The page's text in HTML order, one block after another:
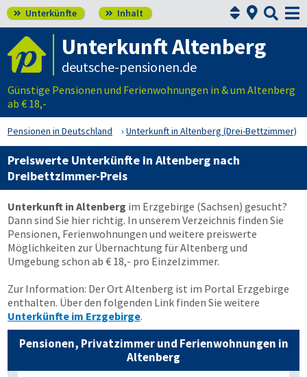
 Unterkünfte  Inhalt  

Unterkunft Altenberg
deutsche-pensionen.de
Günstige Pensionen und Ferienwohnungen in & um Altenberg
ab € 18,-
Pensionen in Deutschland Unterkunft in Altenberg (Drei-Bettzimmer)
Preiswerte Unterkünfte in Altenberg nach
Dreibettzimmer-Preis
Unterkunft in Altenberg im Erzgebirge (Sachsen) gesucht?
Dann sind Sie hier richtig. In unserem Verzeichnis finden Sie
Pensionen, Ferienwohnungen und weitere preiswerte
Möglichkeiten zur Übernachtung für Altenberg und
Umgebung schon ab € 18,- pro Einzelzimmer.
Zur Information: Der Ort Altenberg ist im Portal Erzgebirge
enthalten. Über den folgenden Link finden Sie weitere
Unterkünfte im Erzgebirge.
Pensionen, Privatzimmer und Ferienwohnungen in
Altenberg